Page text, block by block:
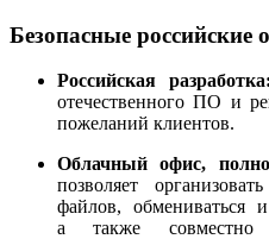
Безопасные
Российская разработка:
отечественного ПО и
пожеланий клиентов.
Облачный офис,
позволяет
файлов, обмениваться
а также совместно